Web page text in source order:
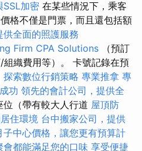
SSL加密 在某些情況下，乘客
格不僅是門票，而且還包括額
全面的照護服務
Firm CPA Solutions （預訂
織費用等）。 卡號記錄在預
探索數位行銷策略 專業推拿 專
功 領先的會計公司，提供全
位（帶有較大人行道 屋頂防
住環境 台中搬家公司，提供
子中心價格，讓您更有預算計
都能滿足您的口味 享受便捷